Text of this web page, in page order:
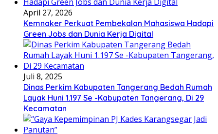
April 27, 2026
Kemnaker Perkuat Pembekalan Mahasiswa Hadapi
Green Jobs dan Dunia Kerja Digital
Juli 8, 2025
Dinas Perkim Kabupaten Tangerang Bedah Rumah
Layak Huni 1.197 Se -Kabupaten Tangerang, Di 29
Kecamatan